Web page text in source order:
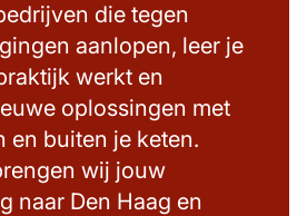
die tegen
aanlopen, leer je
werkt en
oplossingen met
en buiten je keten.
wij jouw
naar Den Haag en